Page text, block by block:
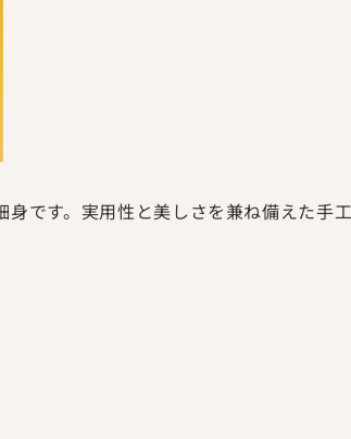
です。実用性と美しさを兼ね備えた手